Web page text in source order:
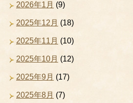
2026年1月 (9)
2025年12月 (18)
2025年11月 (10)
2025年10月 (12)
2025年9月 (17)
2025年8月 (7)